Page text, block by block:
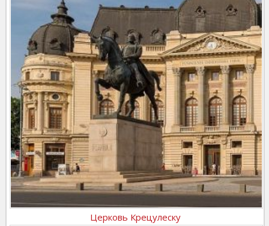
Церковь Крецулеску